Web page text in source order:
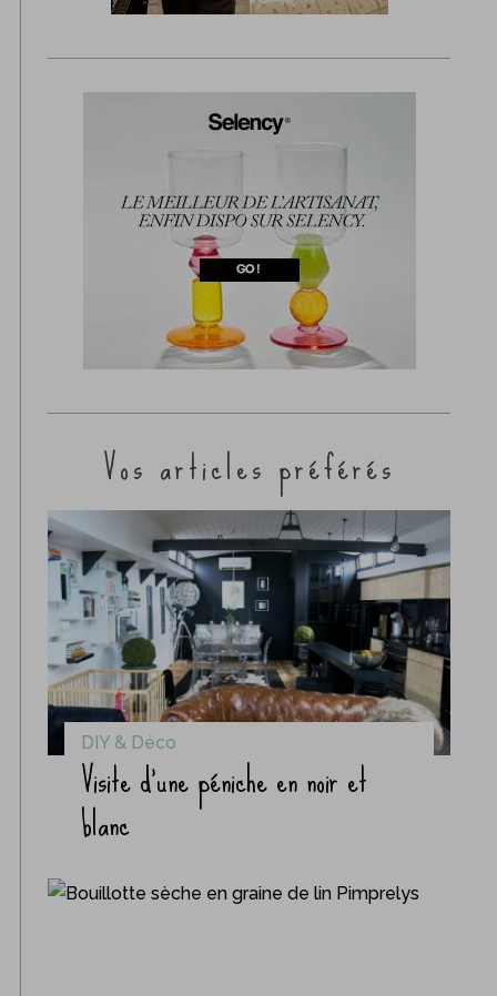
Vos articles préférés
DIY & Déco
Visite d’une péniche en noir et
blanc